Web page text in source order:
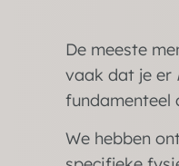
De meeste
vaak dat je er
fundamenteel
We hebben